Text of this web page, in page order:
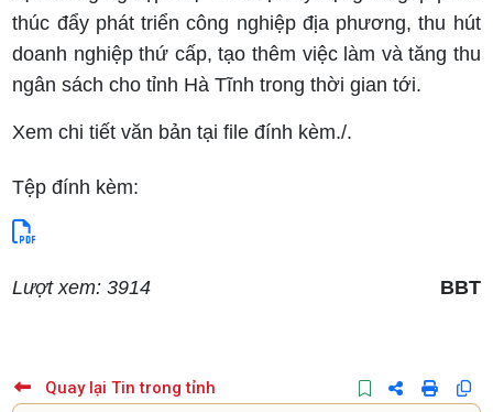
thúc đẩy phát triển công nghiệp địa phương, thu hút
doanh nghiệp thứ cấp, tạo thêm việc làm và tăng thu
ngân sách cho tỉnh Hà Tĩnh trong thời gian tới.
Xem chi tiết văn bản tại file đính kèm./.
Tệp đính kèm:
Lượt xem: 3914 BBT
Quay lại Tin trong tỉnh